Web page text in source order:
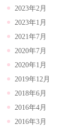
2023年2月
2023年1月
2021年7月
2020年7月
2020年1月
2019年12月
2018年6月
2016年4月
2016年3月